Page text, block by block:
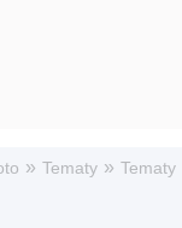
» Tematy » Tematy